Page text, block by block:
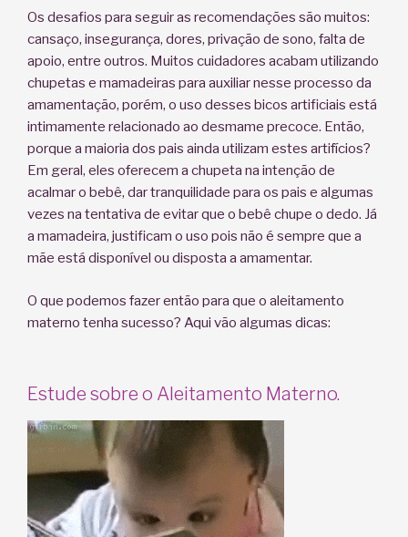
Os desafios para seguir as recomendações são muitos:
cansaço, insegurança, dores, privação de sono, falta de
apoio, entre outros. Muitos cuidadores acabam utilizando
chupetas e mamadeiras para auxiliar nesse processo da
amamentação, porém, o uso desses bicos artificiais está
intimamente relacionado ao desmame precoce. Então,
porque a maioria dos pais ainda utilizam estes artifícios?
Em geral, eles oferecem a chupeta na intenção de
acalmar o bebê, dar tranquilidade para os pais e algumas
vezes na tentativa de evitar que o bebê chupe o dedo. Já
a mamadeira, justificam o uso pois não é sempre que a
mãe está disponível ou disposta a amamentar.
O que podemos fazer então para que o aleitamento
materno tenha sucesso? Aqui vão algumas dicas:
Estude sobre o Aleitamento Materno.